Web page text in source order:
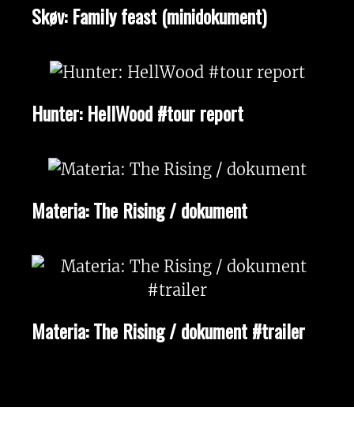
Skøv: Family feast (minidokument)
Hunter: HellWood #tour report
Materia: The Rising / dokument
Materia: The Rising / dokument #trailer